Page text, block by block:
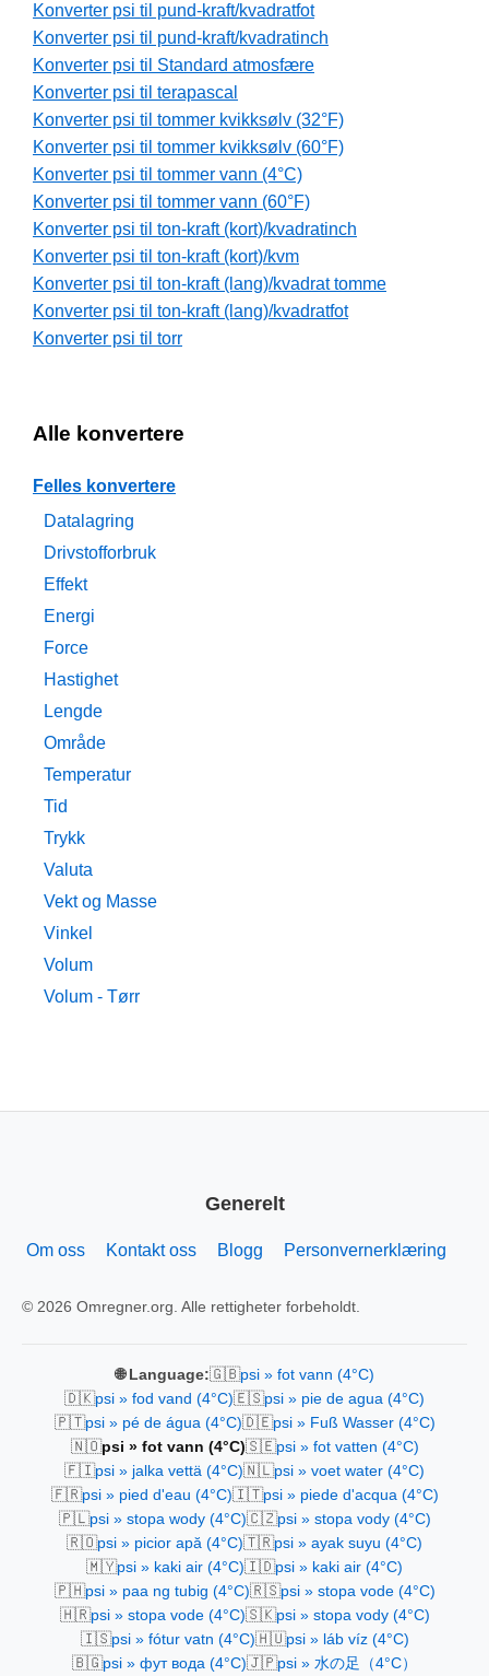
Konverter psi til pund-kraft/kvadratfot
Konverter psi til pund-kraft/kvadratinch
Konverter psi til Standard atmosfære
Konverter psi til terapascal
Konverter psi til tommer kvikksølv (32°F)
Konverter psi til tommer kvikksølv (60°F)
Konverter psi til tommer vann (4°C)
Konverter psi til tommer vann (60°F)
Konverter psi til ton-kraft (kort)/kvadratinch
Konverter psi til ton-kraft (kort)/kvm
Konverter psi til ton-kraft (lang)/kvadrat tomme
Konverter psi til ton-kraft (lang)/kvadratfot
Konverter psi til torr
Alle konvertere
Felles konvertere
Datalagring
Drivstofforbruk
Effekt
Energi
Force
Hastighet
Lengde
Område
Temperatur
Tid
Trykk
Valuta
Vekt og Masse
Vinkel
Volum
Volum - Tørr
Generelt
Om oss Kontakt oss Blogg Personvernerklæring
© 2026 Omregner.org. Alle rettigheter forbeholdt.
🌐 Language:🇬🇧psi » fot vann (4°C)
🇩🇰psi » fod vand (4°C)🇪🇸psi » pie de agua (4°C)
🇵🇹psi » pé de água (4°C)🇩🇪psi » Fuß Wasser (4°C)
🇳🇴psi » fot vann (4°C)🇸🇪psi » fot vatten (4°C)
🇫🇮psi » jalka vettä (4°C)🇳🇱psi » voet water (4°C)
🇫🇷psi » pied d'eau (4°C)🇮🇹psi » piede d'acqua (4°C)
🇵🇱psi » stopa wody (4°C)🇨🇿psi » stopa vody (4°C)
🇷🇴psi » picior apă (4°C)🇹🇷psi » ayak suyu (4°C)
🇲🇾psi » kaki air (4°C)🇮🇩psi » kaki air (4°C)
🇵🇭psi » paa ng tubig (4°C)🇷🇸psi » stopa vode (4°C)
🇭🇷psi » stopa vode (4°C)🇸🇰psi » stopa vody (4°C)
🇮🇸psi » fótur vatn (4°C)🇭🇺psi » láb víz (4°C)
🇧🇬psi » фут вода (4°C)🇯🇵psi » 水の足（4°C）